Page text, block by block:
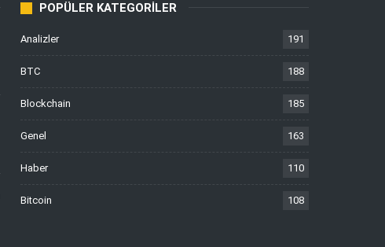
POPÜLER KATEGORILER
Analizler 191
BTC 188
Blockchain 185
Genel 163
Haber 110
Bitcoin 108